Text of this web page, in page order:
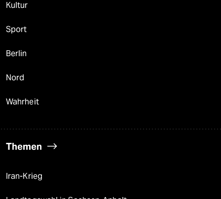
Kultur
Sport
Berlin
Nord
Wahrheit
Themen
Iran-Krieg